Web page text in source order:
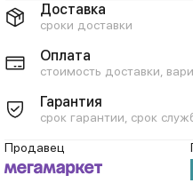
Доставка
сроки доставки
Оплата
стоимость доставки,
Гарантия
срок гарантии, срок
Продавец